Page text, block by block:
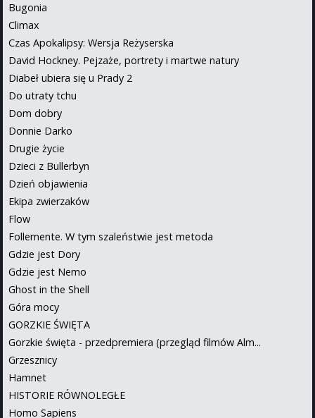
Bugonia
Climax
Czas Apokalipsy: Wersja Reżyserska
David Hockney. Pejzaże, portrety i martwe natury
Diabeł ubiera się u Prady 2
Do utraty tchu
Dom dobry
Donnie Darko
Drugie życie
Dzieci z Bullerbyn
Dzień objawienia
Ekipa zwierzaków
Flow
Follemente. W tym szaleństwie jest metoda
Gdzie jest Dory
Gdzie jest Nemo
Ghost in the Shell
Góra mocy
GORZKIE ŚWIĘTA
Gorzkie święta - przedpremiera (przegląd filmów Alm...
Grzesznicy
Hamnet
HISTORIE RÓWNOLEGŁE
Homo Sapiens